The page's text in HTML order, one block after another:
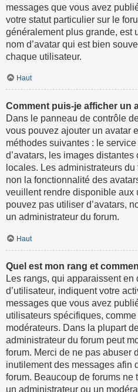
messages que vous avez
votre statut particulier sur le
généralement plus grande, est
nom d’avatar qui est bien
chaque utilisateur.
Haut
Comment puis-je afficher un
Dans le panneau de contrôle
vous pouvez ajouter un avatar
méthodes suivantes : le
d’avatars, les images distantes
locales. Les administrateurs
non la fonctionnalité des
veuillent rendre disponible aux
pouvez pas utiliser d’avatars,
un administrateur du forum.
Haut
Quel est mon rang et
Les rangs, qui apparaissent en
d’utilisateur, indiquent votre
messages que vous avez
utilisateurs spécifiques,
modérateurs. Dans la plupart
administrateur du forum peut
forum. Merci de ne pas abuser
inutilement des messages afin
forum. Beaucoup de forums ne
un administrateur ou un